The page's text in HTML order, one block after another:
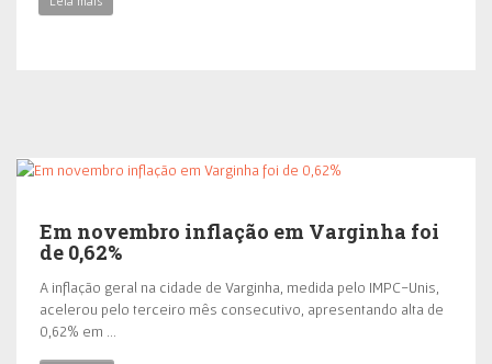
Em novembro inflação em Varginha foi
de 0,62%
A inflação geral na cidade de Varginha, medida pelo IMPC-Unis,
acelerou pelo terceiro mês consecutivo, apresentando alta de
0,62% em …